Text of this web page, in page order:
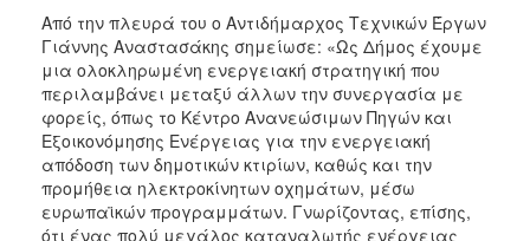
Από την πλευρά του ο Αντιδήμαρχος Τεχνικών Έργων
Γιάννης Αναστασάκης σημείωσε: «Ως Δήμος έχουμε
μια ολοκληρωμένη ενεργειακή στρατηγική που
περιλαμβάνει μεταξύ άλλων την συνεργασία με
φορείς, όπως το Κέντρο Ανανεώσιμων Πηγών και
Εξοικονόμησης Ενέργειας για την ενεργειακή
απόδοση των δημοτικών κτιρίων, καθώς και την
προμήθεια ηλεκτροκίνητων οχημάτων, μέσω
ευρωπαϊκών προγραμμάτων. Γνωρίζοντας, επίσης,
ότι ένας πολύ μεγάλος καταναλωτής ενέργειας